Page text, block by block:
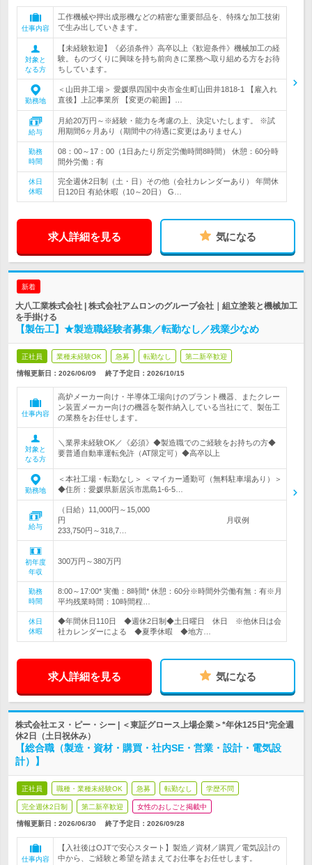
仕事内容
工作機械や押出成形機などの精密な重要部品を、特殊な加工技術
で生み出していきます。
対象と
なる方
【未経験歓迎】《必須条件》高卒以上《歓迎条件》機械加工の経
験。ものづくりに興味を持ち前向きに業務へ取り組める方をお待
ちしています。
勤務地
＜山田井工場＞ 愛媛県四国中央市金生町山田井1818-1 【雇入れ
直後】上記事業所 【変更の範囲】…
給与
月給20万円～※経験・能力を考慮の上、決定いたします。 ※試
用期間6ヶ月あり（期間中の待遇に変更はありません）
勤務
時間
08：00～17：00（1日あたり所定労働時間8時間） 休憩：60分時
間外労働：有
休日
休暇
完全週休2日制（土・日）その他（会社カレンダーあり） 年間休
日120日 有給休暇（10～20日） G…
求人詳細を見る 気になる
新着
大八工業株式会社 | 株式会社アムロンのグループ会社｜組立塗装と機械加工
を手掛ける
【製缶工】★製造職経験者募集／転勤なし／残業少なめ
正社員 業種未経験OK 急募 転勤なし 第二新卒歓迎
情報更新日：2026/06/09 終了予定日： 2026/10/15
仕事内容
高炉メーカー向け・半導体工場向けのプラント機器、またクレー
ン装置メーカー向けの機器を製作納入している当社にて、製缶工
の業務をお任せします。
対象と
なる方
＼業界未経験OK／《必須》◆製造職でのご経験をお持ちの方◆
要普通自動車運転免許（AT限定可）◆高卒以上
勤務地
＜本社工場・転勤なし＞ ＜マイカー通勤可（無料駐車場あり）＞
◆住所：愛媛県新居浜市黒島1-6-5…
給与
（日給）11,000円～15,000
円 月収例
233,750円～318,7…
初年度
年収
300万円～380万円
勤務
時間
8:00～17:00* 実働：8時間* 休憩：60分※時間外労働有無：有※月
平均残業時間：10時間程…
休日
休暇
◆年間休日110日 ◆週休2日制◆土日曜日 休日 ※他休日は会
社カレンダーによる ◆夏季休暇 ◆地方…
求人詳細を見る 気になる
株式会社エヌ・ピー・シー | ＜東証グロース上場企業＞*年休125日*完全週
休2日（土日祝休み）
【総合職（製造・資材・購買・社内SE・営業・設計・電気設
計）】
正社員 職種・業種未経験OK 急募 転勤なし 学歴不問
完全週休2日制 第二新卒歓迎 女性のおしごと掲載中
情報更新日：2026/06/30 終了予定日： 2026/09/28
仕事内容
【入社後はOJTで安心スタート】製造／資材／購買／電気設計の
中から、ご経験と希望を踏まえてお仕事をお任せします。